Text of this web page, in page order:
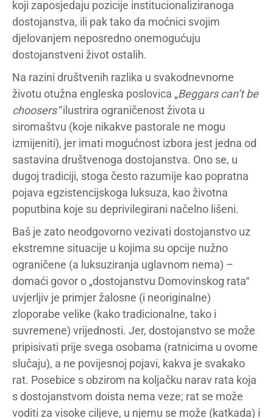
koji zaposjedaju pozicije institucionaliziranoga
dostojanstva, ili pak tako da moćnici svojim
djelovanjem neposredno onemogućuju
dostojanstveni život ostalih.
Na razini društvenih razlika u svakodnevnome
životu otužna engleska poslovica „Beggars can’t be
choosers“ilustrira ograničenost života u
siromaštvu (koje nikakve pastorale ne mogu
izmijeniti), jer imati mogućnost izbora jest jedna od
sastavina društvenoga dostojanstva. Ono se, u
dugoj tradiciji, stoga često razumije kao popratna
pojava egzistencijskoga luksuza, kao životna
poputbina koje su deprivilegirani načelno lišeni.
Baš je zato neodgovorno vezivati dostojanstvo uz
ekstremne situacije u kojima su opcije nužno
ograničene (a luksuziranja uglavnom nema) –
domaći govor o „dostojanstvu Domovinskog rata“
uvjerljiv je primjer žalosne (i neoriginalne)
zloporabe velike (kako tradicionalne, tako i
suvremene) vrijednosti. Jer, dostojanstvo se može
pripisivati prije svega osobama (ratnicima u ovome
slučaju), a ne povijesnoj pojavi, kakva je svakako
rat. Posebice s obzirom na koljačku narav rata koja
s dostojanstvom doista nema veze; rat se može
voditi za visoke ciljeve, u njemu se može (katkada) i